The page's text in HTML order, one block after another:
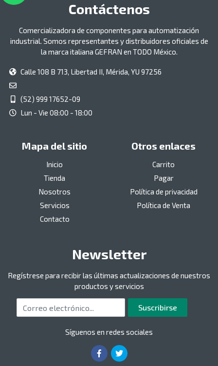
Contáctenos
Comercializadora de componentes para automatización
industrial. Somos representantes y distribuidores oficiales de
la marca italiana GEFRAN en TODO México.
Calle 108 B 713, Libertad II, Mérida, YU 97256
(52) 999 17652-09
Lun - Vie 08:00 - 18:00
Mapa del sitio
Inicio
Tienda
Nosotros
Servicios
Contacto
Otros enlaces
Carrito
Pagar
Política de privacidad
Política de Venta
Newsletter
Regístrese para recibir las últimas actualizaciones de nuestros
productos y servicios
Correo electrónico Suscribirse
Síguenos en redes sociales